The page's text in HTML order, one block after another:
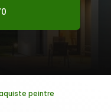
peintre